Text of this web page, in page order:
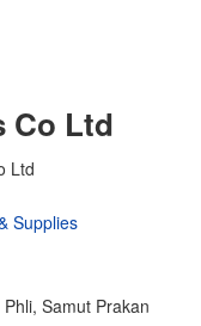
Co Ltd
Ltd
Supplies
Samut Prakan